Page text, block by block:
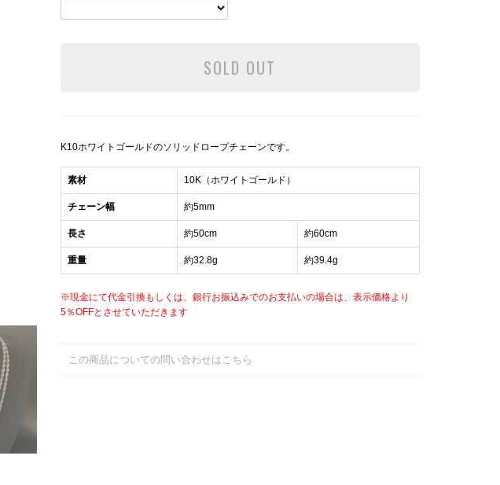
SOLD OUT
K10ホワイトゴールドのソリッドロープチェーンです。
素材 10K（ホワイトゴールド）
チェーン幅 約5mm
長さ 約50cm 約60cm
重量 約32.8g 約39.4g
※現金にて代金引換もしくは、銀行お振込みでのお支払いの場合は、表示価格より
5％OFFとさせていただきます
この商品についての問い合わせはこちら